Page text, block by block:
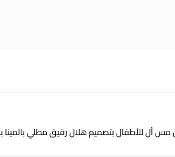
أل للأطفال بتصميم هلال رقيق مطلي بالمينا